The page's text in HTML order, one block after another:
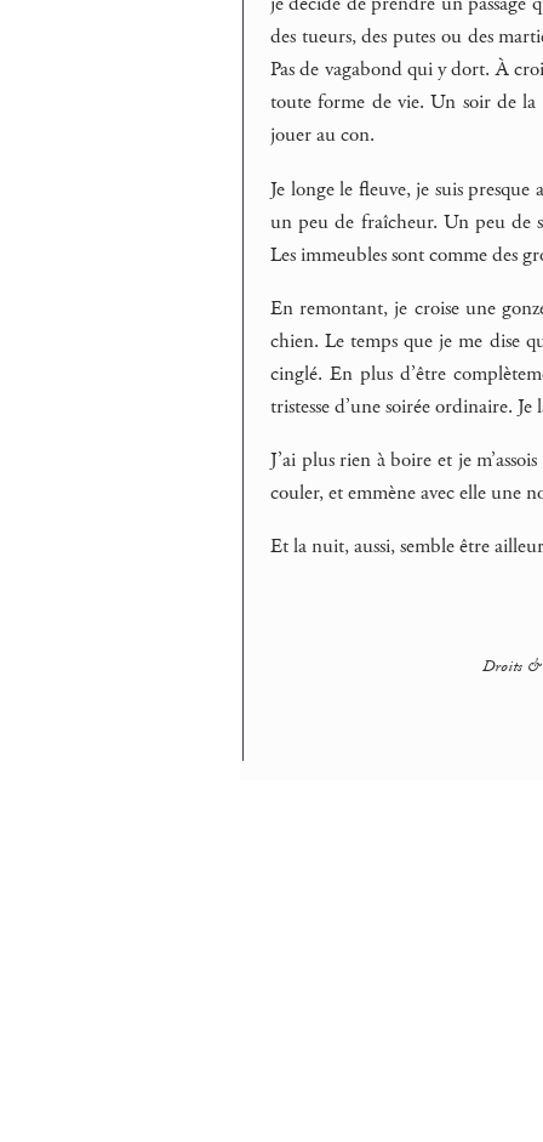
des tueurs, des putes ou des
Pas de vagabond qui y dort. À
toute forme de vie. Un soir de la
jouer au con.
Je longe le fleuve, je suis presque
un peu de fraîcheur. Un peu de
Les immeubles sont comme des
En remontant, je croise une
chien. Le temps que je me dise
cinglé. En plus d’être
tristesse d’une soirée ordinaire.
J’ai plus rien à boire et je
couler, et emmène avec elle une
Et la nuit, aussi, semble être
Droits &